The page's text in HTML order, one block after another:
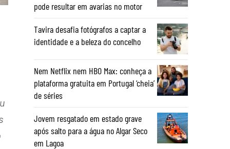
pode resultar em avarias no motor
Tavira desafia fotógrafos a captar a
identidade e a beleza do concelho
Nem Netflix nem HBO Max: conheça a
plataforma gratuita em Portugal ‘cheia’
de séries
Jovem resgatado em estado grave
após salto para a água no Algar Seco
em Lagoa